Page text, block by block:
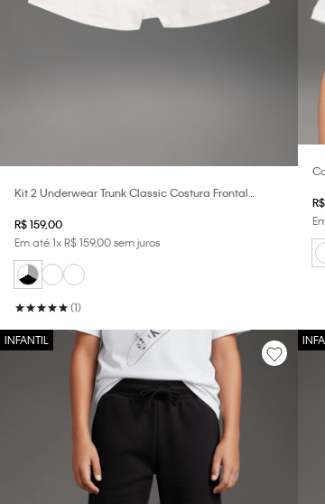
Kit 2 Underwear Trunk Classic Costura Frontal
R$159,00
Em até1xR$159,00sem juros
(1)
R$